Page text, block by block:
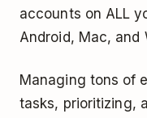
accounts on ALL
Android, Mac, and
Managing tons of
tasks, prioritizing,